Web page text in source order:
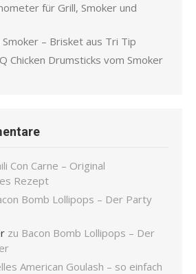
für Grill, Smoker und
– Brisket aus Tri Tip
Chicken Drumsticks vom Smoker
Con Carne – Original
Rezept
Bomb Lollipops – Der Party
zu Bacon Bomb Lollipops – Der
American Goulash – so einfach